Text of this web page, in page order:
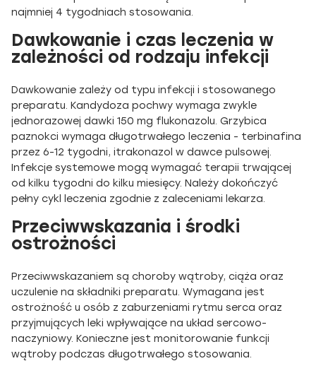
najmniej 4 tygodniach stosowania.
Dawkowanie i czas leczenia w
zależności od rodzaju infekcji
Dawkowanie zależy od typu infekcji i stosowanego
preparatu. Kandydoza pochwy wymaga zwykle
jednorazowej dawki 150 mg flukonazolu. Grzybica
paznokci wymaga długotrwałego leczenia - terbinafina
przez 6-12 tygodni, itrakonazol w dawce pulsowej.
Infekcje systemowe mogą wymagać terapii trwającej
od kilku tygodni do kilku miesięcy. Należy dokończyć
pełny cykl leczenia zgodnie z zaleceniami lekarza.
Przeciwwskazania i środki
ostrożności
Przeciwwskazaniem są choroby wątroby, ciąża oraz
uczulenie na składniki preparatu. Wymagana jest
ostrożność u osób z zaburzeniami rytmu serca oraz
przyjmujących leki wpływające na układ sercowo-
naczyniowy. Konieczne jest monitorowanie funkcji
wątroby podczas długotrwałego stosowania.